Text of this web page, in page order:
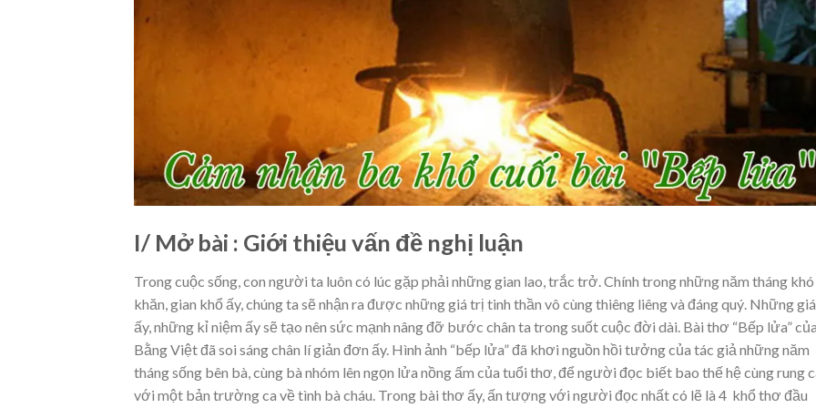
I/ Mở bài : Giới thiệu vấn đề nghị luận
Trong cuộc sống, con người ta luôn có lúc gặp phải những gian lao, trắc trở. Chính trong những năm tháng khó
khăn, gian khổ ấy, chúng ta sẽ nhận ra được những giá trị tinh thần vô cùng thiêng liêng và đáng quý. Những
ấy, những kỉ niệm ấy sẽ tạo nên sức mạnh nâng đỡ bước chân ta trong suốt cuộc đời dài. Bài thơ “Bếp lửa” của
Bằng Việt đã soi sáng chân lí giản đơn ấy. Hình ảnh “bếp lửa” đã khơi nguồn hồi tưởng của tác giả những năm
tháng sống bên bà, cùng bà nhóm lên ngọn lửa nồng ấm của tuổi thơ, để người đọc biết bao thế hệ cùng rung
với một bản trường ca về tình bà cháu. Trong bài thơ ấy, ấn tượng với người đọc nhất có lẽ là 4 khổ thơ đầu